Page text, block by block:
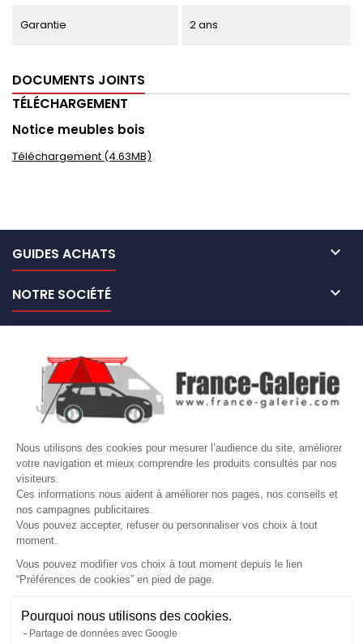
Nous utilisons des cookies pour mesurer l’audience du site, améliorer
votre navigation et mieux comprendre les produits consultés par nos
visiteurs.
Ces informations nous aident à améliorer nos pages, nos conseils et
nos campagnes publicitaires.
Vous pouvez accepter, refuser ou personnaliser vos choix à tout
moment.
Vous pouvez modifier vos choix à tout moment depuis le lien
“Préférences de cookies” en pied de page.
Pourquoi nous utilisons des cookies.
Partage de données avec Google
Gérer mes cookies
Garantie 2 ans
DOCUMENTS JOINTS
TÉLÉCHARGEMENT
Notice meubles bois
Téléchargement (4.63MB)
GUIDES ACHATS 
NOTRE SOCIÉTÉ 
VOTRE COMPTE 
Site protégé par reCAPTCHA.
LETTRE D'INFORMATIONS
© Copyright 2026 France Galerie. Tous droits reservés.
Une question ? Nous sommes là pour vous accompagner